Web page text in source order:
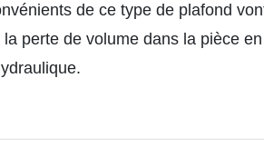
de ce type de plafond
perte de volume dans la pièce